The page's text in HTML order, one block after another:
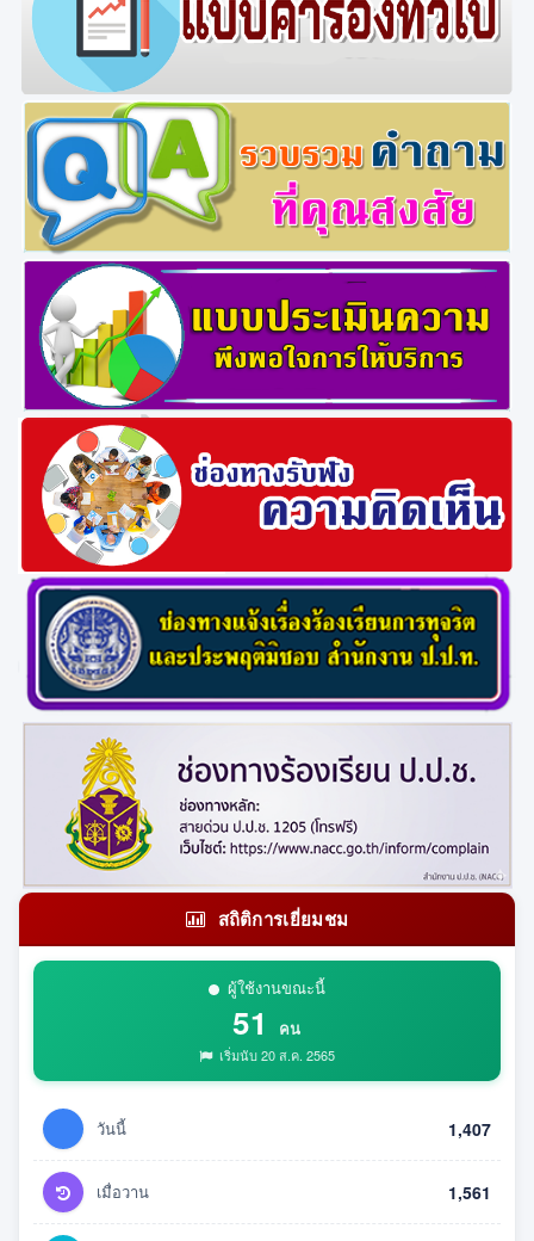
สถิติการเยี่ยมชม
ผู้ใช้งานขณะนี้
51 คน
เริ่มนับ 20 ส.ค. 2565
วันนี้ 1,407
เมื่อวาน 1,561